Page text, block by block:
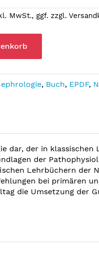
MwSt., ggf. zzgl.
, Buch, EPDF,
dar, der in
der
Lehrbüchern
bei primären
die Umsetzung der